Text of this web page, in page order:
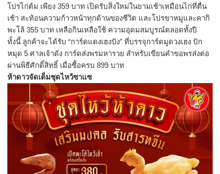
โปรไก่ต้ม เพียง 359 บาท เปิดรับสิ่งใหม่ในยามเช้าเหมือนไก่ที่ตื่น
เช้า สะท้อนความก้าวหน้าทุกด้านของชีวิต และโปรขาหมูและคากิ
พะโล้ 355 บาท เหลือกินเหลือใช้ ความอุดมสมบูรณ์ตลอดทั้งปี
ทั้งนี้ ลูกค้าจะได้รับ “การ์ดแดงเฮงปัง” ที่บรรจุการ์ดมูดวงเฮง ปัก
หมุด 5 ศาลเจ้าดัง การ์ดส่งพรมหารวย สำหรับเขียนคำขอพรส่งต่อ
ผ่านพิธีศักดิ์สิทธิ์ เมื่อซื้อครบ 899 บาท
ห้าดาวจัดเต็มชุดไหว้ซาแซ